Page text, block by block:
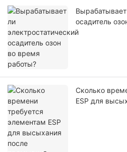
осадитель
Сколько
ESP для